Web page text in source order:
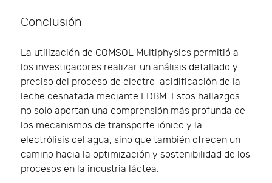
Conclusión
La utilización de COMSOL Multiphysics permitió a
los investigadores realizar un análisis detallado y
preciso del proceso de electro-acidificación de la
leche desnatada mediante EDBM. Estos hallazgos
no solo aportan una comprensión más profunda de
los mecanismos de transporte iónico y la
electrólisis del agua, sino que también ofrecen un
camino hacia la optimización y sostenibilidad de los
procesos en la industria láctea.